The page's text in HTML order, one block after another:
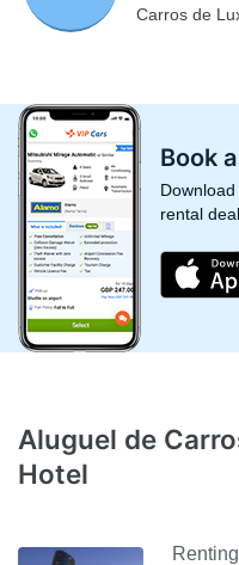
Carros de
Book
rental
Aluguel de
Hotel